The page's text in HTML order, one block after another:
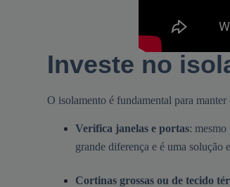
Investe no
O isolamento é fundamental para
Verifica janelas e portas:
grande diferença e é uma solução
Cortinas grossas ou de tecido